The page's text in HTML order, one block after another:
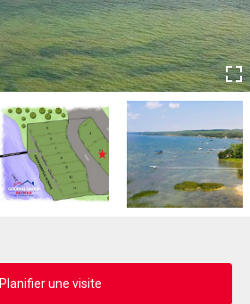
Planifier une visite